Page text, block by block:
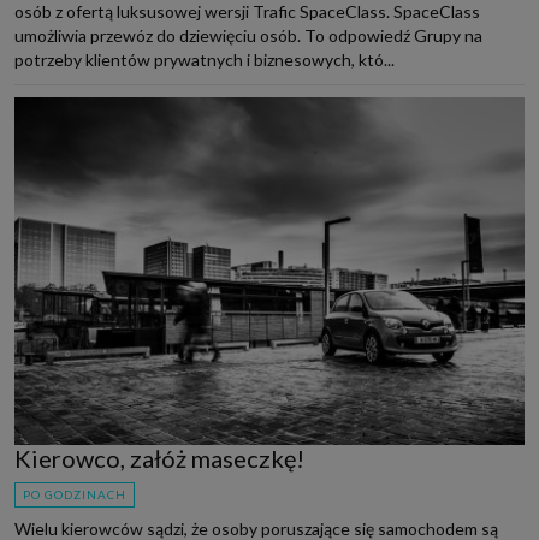
osób z ofertą luksusowej wersji Trafic SpaceClass. SpaceClass
umożliwia przewóz do dziewięciu osób. To odpowiedź Grupy na
potrzeby klientów prywatnych i biznesowych, któ...
Kierowco, załóż maseczkę!
PO GODZINACH
Wielu kierowców sądzi, że osoby poruszające się samochodem są